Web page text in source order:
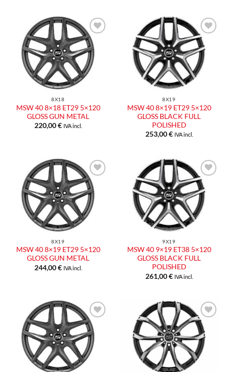
Aggiungi
alla lista
dei
desideri
8X18
MSW 40 8×18 ET29 5×120
GLOSS GUN METAL
220,00€ IVA incl.
Aggiungi
alla lista
dei
desideri
8X19
MSW 40 8×19 ET29 5×120
GLOSS BLACK FULL
POLISHED
253,00€ IVA incl.
Aggiungi
alla lista
dei
desideri
8X19
MSW 40 8×19 ET29 5×120
GLOSS GUN METAL
244,00€ IVA incl.
Aggiungi
alla lista
dei
desideri
9X19
MSW 40 9×19 ET38 5×120
GLOSS BLACK FULL
POLISHED
261,00€ IVA incl.
Aggiungi
alla lista
dei
desideri
Aggiungi
alla lista
dei
desideri